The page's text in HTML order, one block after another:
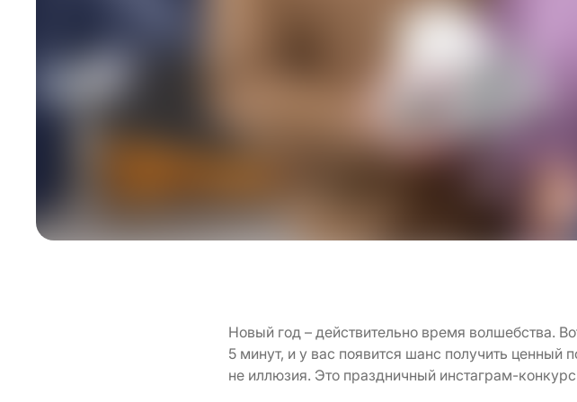
Новый год – действительно время волшебства.
5 минут, и у вас появится шанс получить
не иллюзия. Это праздничный инстаграм-